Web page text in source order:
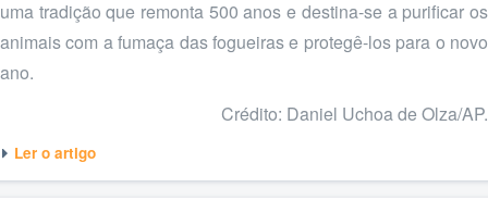
uma tradição que remonta 500 anos e destina-se a purificar os
animais com a fumaça das fogueiras e protegê-los para o novo
ano.
Crédito: Daniel Uchoa de Olza/AP.
Ler o artigo